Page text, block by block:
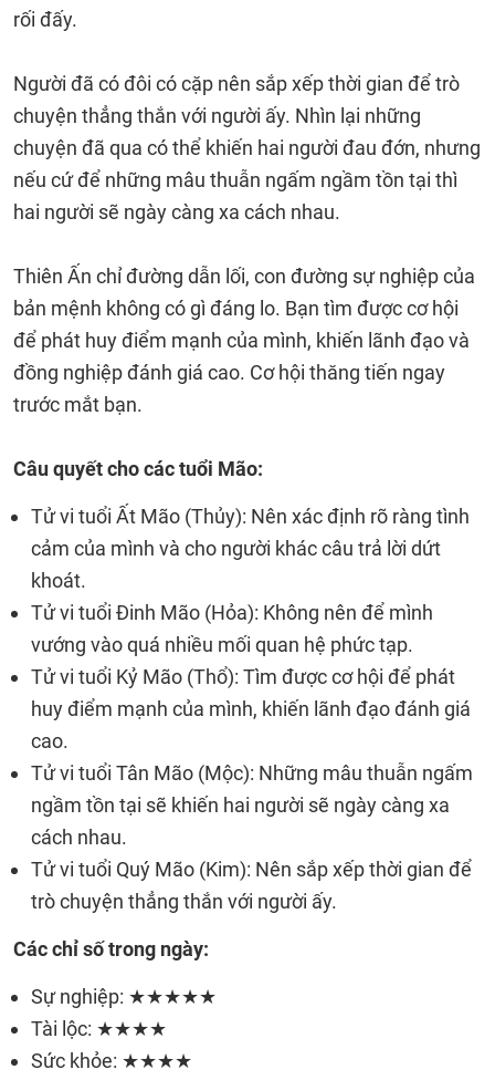
rối đấy.
Người đã có đôi có cặp nên sắp xếp thời gian để trò
chuyện thẳng thắn với người ấy. Nhìn lại những
chuyện đã qua có thể khiến hai người đau đớn, nhưng
nếu cứ để những mâu thuẫn ngấm ngầm tồn tại thì
hai người sẽ ngày càng xa cách nhau.
Thiên Ấn chỉ đường dẫn lối, con đường sự nghiệp của
bản mệnh không có gì đáng lo. Bạn tìm được cơ hội
để phát huy điểm mạnh của mình, khiến lãnh đạo và
đồng nghiệp đánh giá cao. Cơ hội thăng tiến ngay
trước mắt bạn.
Câu quyết cho các tuổi Mão:
Tử vi tuổi Ất Mão (Thủy): Nên xác định rõ ràng tình
cảm của mình và cho người khác câu trả lời dứt
khoát.
Tử vi tuổi Đinh Mão (Hỏa): Không nên để mình
vướng vào quá nhiều mối quan hệ phức tạp.
Tử vi tuổi Kỷ Mão (Thổ): Tìm được cơ hội để phát
huy điểm mạnh của mình, khiến lãnh đạo đánh giá
cao.
Tử vi tuổi Tân Mão (Mộc): Những mâu thuẫn ngấm
ngầm tồn tại sẽ khiến hai người sẽ ngày càng xa
cách nhau.
Tử vi tuổi Quý Mão (Kim): Nên sắp xếp thời gian để
trò chuyện thẳng thắn với người ấy.
Các chỉ số trong ngày:
Sự nghiệp: ★★★★★
Tài lộc: ★★★★
Sức khỏe: ★★★★